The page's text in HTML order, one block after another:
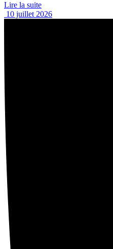
Lire la suite
10 juillet 2026